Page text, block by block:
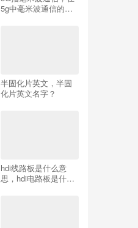
5g中毫米波通信的优
半固化片英文，半固
化片英文名字？
hdi线路板是什么意
思，hdi电路板是什么